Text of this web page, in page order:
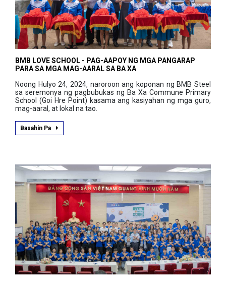
BMB LOVE SCHOOL - PAG-AAPOY NG MGA PANGARAP
PARA SA MGA MAG-AARAL SA BA XA
Noong Hulyo 24, 2024, naroroon ang koponan ng BMB Steel
sa seremonya ng pagbubukas ng Ba Xa Commune Primary
School (Goi Hre Point) kasama ang kasiyahan ng mga guro,
mag-aaral, at lokal na tao.
Basahin Pa